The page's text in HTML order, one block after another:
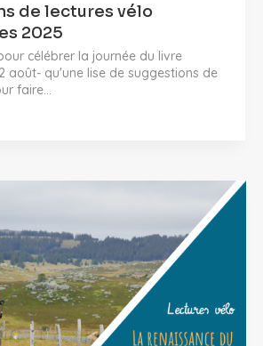
de lectures vélo
2025
célébrer la journée du livre
août- qu'une lise de suggestions de
faire...